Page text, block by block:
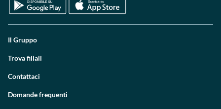
Il Gruppo
Trova filiali
Contattaci
Domande frequenti